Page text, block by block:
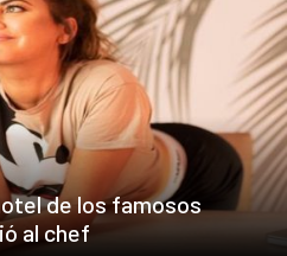
de los famosos
al chef